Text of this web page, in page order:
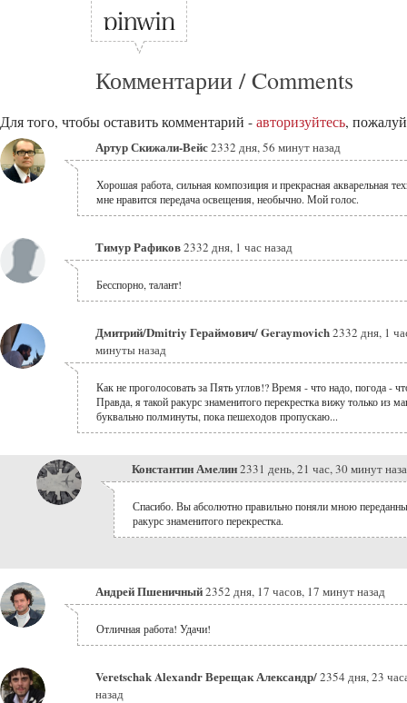
Комментарии / Comments
Для того, чтобы оставить комментарий - авторизуйтесь,
Артур Скижали-Вейс2332 дня, 56 минут назад
Хорошая работа, сильная композиция и прекрасная акварельная
мне нравится передача освещения, необычно. Мой голос.
Тимур Рафиков2332 дня, 1 час назад
Бесспорно, талант!
Дмитрий/Dmitriy Гераймович/ Geraymovich2332 дня, 1
минуты назад
Как не проголосовать за Пять углов!? Время - что надо, погода -
Правда, я такой ракурс знаменитого перекрестка вижу только из
буквально полминуты, пока пешеходов пропускаю...
Константин Амелин2331 день, 21 час, 30 минут
Спасибо. Вы абсолютно правильно поняли мною
ракурс знаменитого перекрестка.
Андрей Пшеничный2352 дня, 17 часов, 17 минут назад
Отличная работа! Удачи!
Veretschak Alexandr Верещак Александр/2354 дня, 23
назад